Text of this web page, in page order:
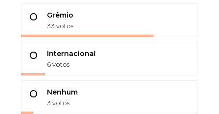
Grêmio
33 votos
Internacional
6 votos
Nenhum
3 votos